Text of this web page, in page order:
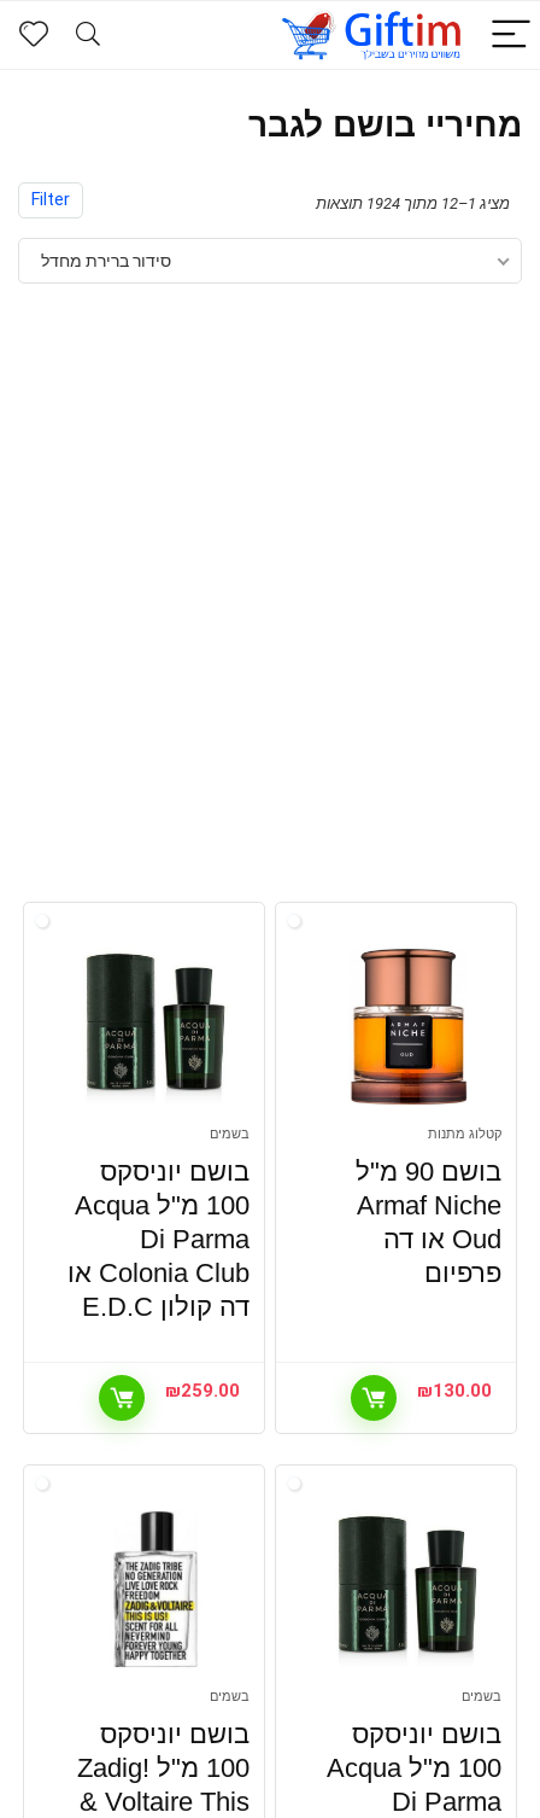
מחיריי בושם לגבר
Filter מציג 1–12 מתוך 1924 תוצאות
סידור ברירת מחדל
קטלוג מתנות
בושם 90 מ"ל
Armaf Niche
Oud או דה
פרפיום
₪130.00
בשמים
בושם יוניסקס
100 מ"ל Acqua
Di Parma
Colonia Club או
דה קולון E.D.C
₪259.00
בשמים
בושם יוניסקס
100 מ"ל Acqua
Di Parma
בשמים
בושם יוניסקס
100 מ"ל !Zadig
& Voltaire This